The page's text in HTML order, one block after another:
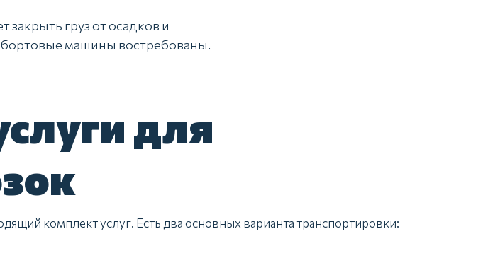
груз от осадков и
бортовые машины востребованы.
для
комплект услуг. Есть два основных варианта транспортировки: